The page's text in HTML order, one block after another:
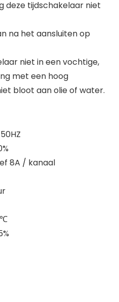
deze tijdschakelaar niet
na het aansluiten op
niet in een vochtige,
met een hoog
bloot aan olie of water.
8A / kanaal
℃